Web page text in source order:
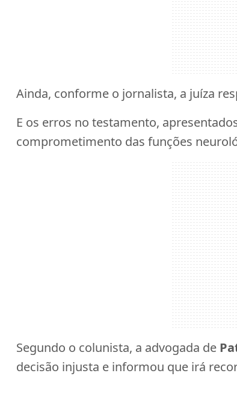
Ainda, conforme o jornalista, a juíza
E os erros no testamento,
comprometimento das funções
Segundo o colunista, a advogada de
decisão injusta e informou que irá